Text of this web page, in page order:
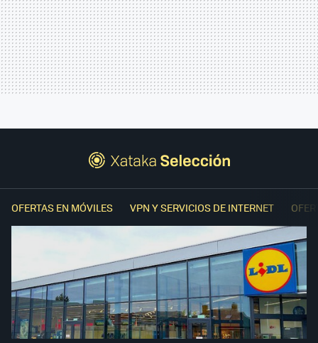
OFERTAS EN MÓVILES VPN Y SERVICIOS DE INTERNET